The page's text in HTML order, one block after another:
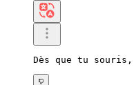
Dès que tu